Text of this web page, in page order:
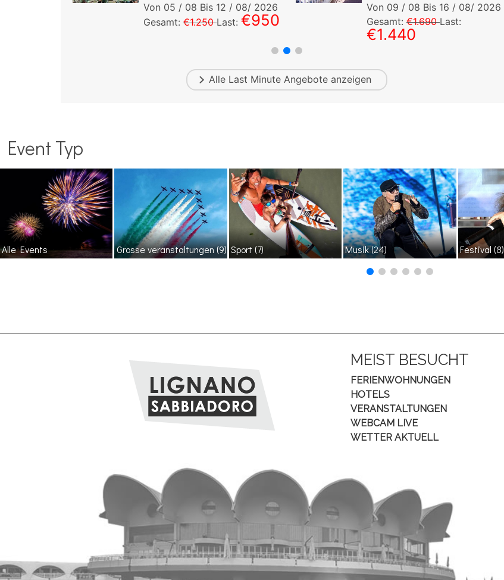
Von 05 / 08 Bis 12 / 08/ 2026
Gesamt: €1.250Last: €950
Von 09 / 08 Bis 16 / 08/ 2026
Gesamt: €1.690Last:
€1.440
Alle Last MinuteAngebote anzeigen
Event Typ
Alle Events Grosse veranstaltungen(9) Sport(7) Musik(24) Festival(8)
MEIST BESUCHT
FERIENWOHNUNGEN
HOTELS
VERANSTALTUNGEN
WEBCAM LIVE
WETTER AKTUELL